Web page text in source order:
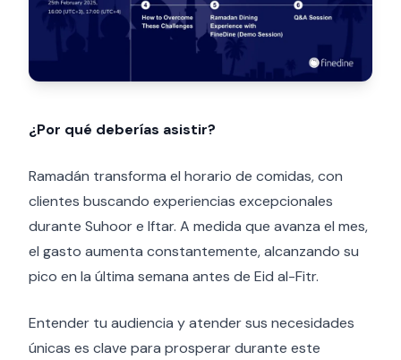
¿Por qué deberías asistir?
Ramadán transforma el horario de comidas, con
clientes buscando experiencias excepcionales
durante Suhoor e Iftar. A medida que avanza el mes,
el gasto aumenta constantemente, alcanzando su
pico en la última semana antes de Eid al-Fitr.
Entender tu audiencia y atender sus necesidades
únicas es clave para prosperar durante este